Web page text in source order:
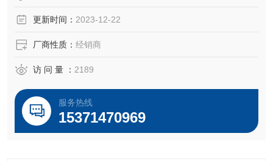
不稳定。
更新时间： 2023-12-22
厂商性质： 经销商
访 问 量 ： 2189
服务热线
15371470969